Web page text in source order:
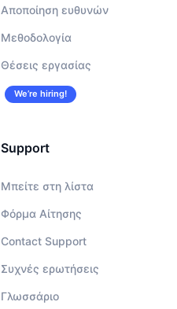
Αποποίηση ευθυνών
Μεθοδολογία
Θέσεις εργασίας
We’re hiring!
Support
Μπείτε στη λίστα
Φόρμα Αίτησης
Contact Support
Συχνές ερωτήσεις
Γλωσσάριο